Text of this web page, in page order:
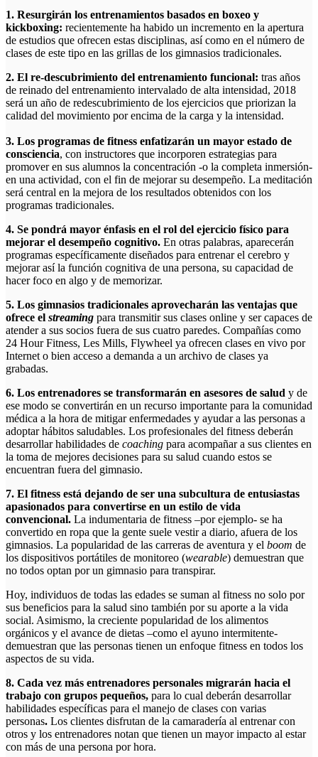
1. Resurgirán los entrenamientos basados en boxeo y
kickboxing: recientemente ha habido un incremento en la apertura
de estudios que ofrecen estas disciplinas, así como en el número de
clases de este tipo en las grillas de los gimnasios tradicionales.
2. El re-descubrimiento del entrenamiento funcional: tras años
de reinado del entrenamiento intervalado de alta intensidad, 2018
será un año de redescubrimiento de los ejercicios que priorizan la
calidad del movimiento por encima de la carga y la intensidad.
3. Los programas de fitness enfatizarán un mayor estado de
consciencia, con instructores que incorporen estrategias para
promover en sus alumnos la concentración -o la completa inmersión-
en una actividad, con el fin de mejorar su desempeño. La meditación
será central en la mejora de los resultados obtenidos con los
programas tradicionales.
4. Se pondrá mayor énfasis en el rol del ejercicio físico para
mejorar el desempeño cognitivo. En otras palabras, aparecerán
programas específicamente diseñados para entrenar el cerebro y
mejorar así la función cognitiva de una persona, su capacidad de
hacer foco en algo y de memorizar.
5. Los gimnasios tradicionales aprovecharán las ventajas que
ofrece el streaming para transmitir sus clases online y ser capaces de
atender a sus socios fuera de sus cuatro paredes. Compañías como
24 Hour Fitness, Les Mills, Flywheel ya ofrecen clases en vivo por
Internet o bien acceso a demanda a un archivo de clases ya
grabadas.
6. Los entrenadores se transformarán en asesores de salud y de
ese modo se convertirán en un recurso importante para la comunidad
médica a la hora de mitigar enfermedades y ayudar a las personas a
adoptar hábitos saludables. Los profesionales del fitness deberán
desarrollar habilidades de coaching para acompañar a sus clientes en
la toma de mejores decisiones para su salud cuando estos se
encuentran fuera del gimnasio.
7. El fitness está dejando de ser una subcultura de entusiastas
apasionados para convertirse en un estilo de vida
convencional. La indumentaria de fitness –por ejemplo- se ha
convertido en ropa que la gente suele vestir a diario, afuera de los
gimnasios. La popularidad de las carreras de aventura y el boom de
los dispositivos portátiles de monitoreo (wearable) demuestran que
no todos optan por un gimnasio para transpirar.
Hoy, individuos de todas las edades se suman al fitness no solo por
sus beneficios para la salud sino también por su aporte a la vida
social. Asimismo, la creciente popularidad de los alimentos
orgánicos y el avance de dietas –como el ayuno intermitente-
demuestran que las personas tienen un enfoque fitness en todos los
aspectos de su vida.
8. Cada vez más entrenadores personales migrarán hacia el
trabajo con grupos pequeños, para lo cual deberán desarrollar
habilidades específicas para el manejo de clases con varias
personas. Los clientes disfrutan de la camaradería al entrenar con
otros y los entrenadores notan que tienen un mayor impacto al estar
con más de una persona por hora.